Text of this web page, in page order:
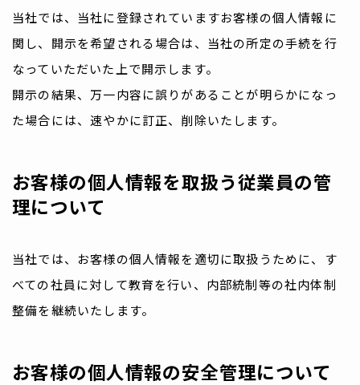
当社では、当社に登録されていますお客様の個人情報に
関し、開示を希望される場合は、当社の所定の手続を行
なっていただいた上で開示します。
開示の結果、万一内容に誤りがあることが明らかになっ
た場合には、速やかに訂正、削除いたします。
お客様の個人情報を取扱う従業員の管
理について
当社では、お客様の個人情報を適切に取扱うために、す
べての社員に対して教育を行い、内部統制等の社内体制
整備を継続いたします。
お客様の個人情報の安全管理について